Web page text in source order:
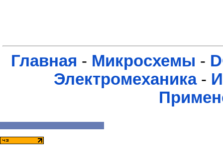
Главная - Микросхемы -
Электромеханика-